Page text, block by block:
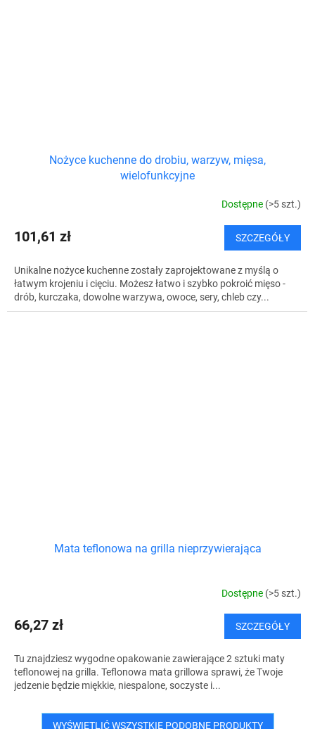
Nożyce kuchenne do drobiu, warzyw, mięsa,
wielofunkcyjne
Dostępne (>5 szt.)
101,61 zł SZCZEGÓŁY
Unikalne nożyce kuchenne zostały zaprojektowane z myślą o
łatwym krojeniu i cięciu. Możesz łatwo i szybko pokroić mięso -
drób, kurczaka, dowolne warzywa, owoce, sery, chleb czy...
Mata teflonowa na grilla nieprzywierająca
Dostępne (>5 szt.)
66,27 zł SZCZEGÓŁY
Tu znajdziesz wygodne opakowanie zawierające 2 sztuki maty
teflonowej na grilla. Teflonowa mata grillowa sprawi, że Twoje
jedzenie będzie miękkie, niespalone, soczyste i...
WYŚWIETLIĆ WSZYSTKIE PODOBNE PRODUKTY